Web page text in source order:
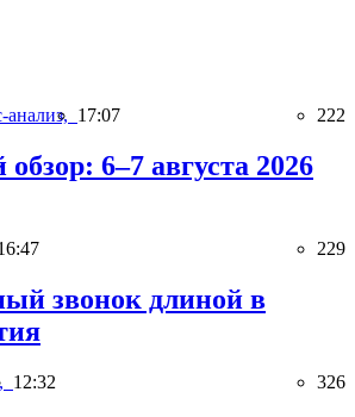
анализ, 17:07 222
6–7 августа 2026
229
звонок длиной в
12:32 326